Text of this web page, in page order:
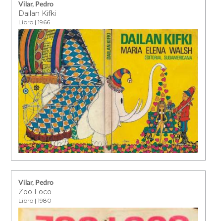
Vilar, Pedro
Dailan Kifki
Libro | 1966
Vilar, Pedro
Zoo Loco
Libro | 1980